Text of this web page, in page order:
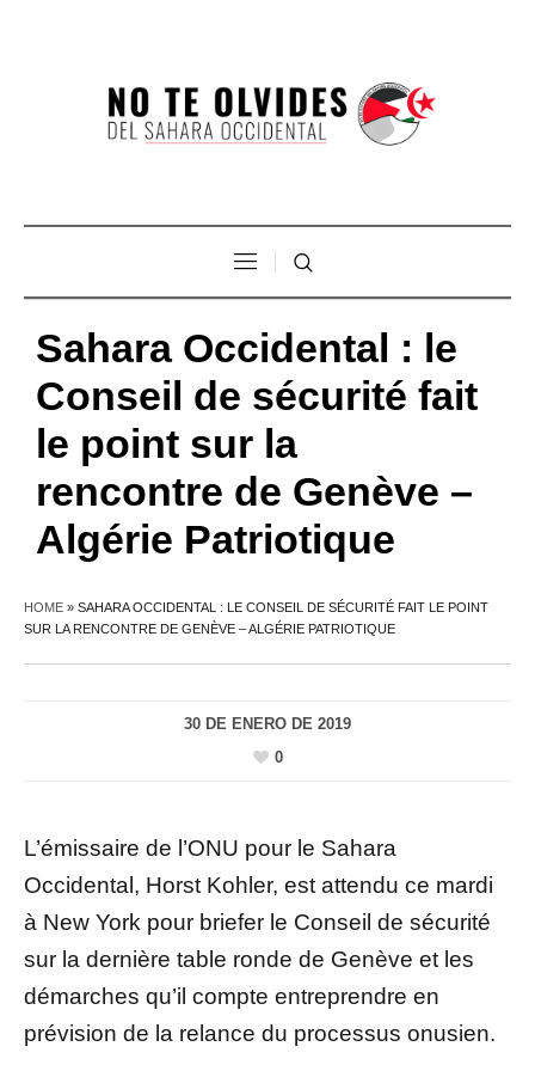
Sahara Occidental : le
Conseil de sécurité fait
le point sur la
rencontre de Genève –
Algérie Patriotique
HOME » SAHARA OCCIDENTAL : LE CONSEIL DE SÉCURITÉ FAIT LE POINT
SUR LA RENCONTRE DE GENÈVE – ALGÉRIE PATRIOTIQUE
30 DE ENERO DE 2019
0
L’émissaire de l’ONU pour le Sahara
Occidental, Horst Kohler, est attendu ce mardi
à New York pour briefer le Conseil de sécurité
sur la dernière table ronde de Genève et les
démarches qu’il compte entreprendre en
prévision de la relance du processus onusien.